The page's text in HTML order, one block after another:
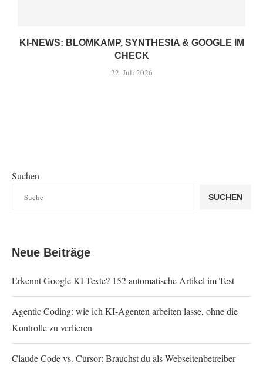
KI-NEWS: BLOMKAMP, SYNTHESIA & GOOGLE IM
CHECK
22. Juli 2026
Suchen
SUCHEN
Neue Beiträge
Erkennt Google KI-Texte? 152 automatische Artikel im Test
Agentic Coding: wie ich KI-Agenten arbeiten lasse, ohne die
Kontrolle zu verlieren
Claude Code vs. Cursor: Brauchst du als Webseitenbetreiber